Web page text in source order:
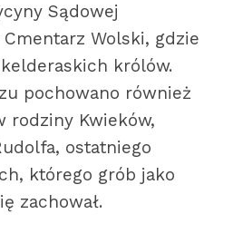
Sądowej
Cmentarz Wolski, gdzie
królów.
pochowano również
rodziny Kwieków,
ostatniego
którego grób jako
zachował.